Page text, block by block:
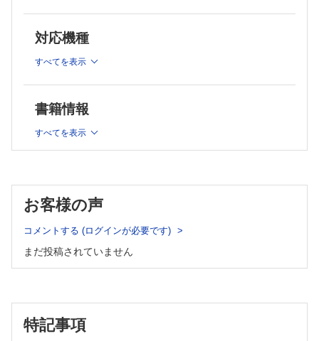
Topics ブリモニジン点眼による角膜混濁やぶどう膜炎
4.6 炭酸脱水酵素阻害薬……松下賢治
4.7 ROCK阻害薬……本庄 恵
4.9 副交感神経作動薬……亀田隆範
4.11 点滴薬……澤田 明
Chapter 5 緑内障の手術治療
5.3 レーザー線維柱帯形成術……狩野 廉
5.4 流出路再建術……庄司信行
5.5 濾過手術
5.5.1 線維柱帯切除術……東出朋巳
5.5.2 Ex-PRESSTM……東條直貴
5.5.3 濾過手術の術後管理……丸山勝彦
原 一
5.5.6 プレート付きインプラント……井上立州
1.6 視野……大久保真司，宇田川さち子
COLUMN 視野検査と前視野緑内障（preperimetric
glaucoma：PPG）
COLUMN アイモ®とアイモvifa®
変化―PPA，APON，篩状板欠損
2.1 国内外の緑内障疫学，疫学上の危険因子……寺内 稜，
中野 匡
COLUMN 緑内障進行の関連因子としての近視
2.3 家族歴・遺伝……布施昇男
2.4 進行評価と予後……馬嶋一如，三木篤也
2.5 定期診察・検査とアドヒアランス……福地健郎
COLUMN アドヒアランスを測るための方法
2.8 運転とロービジョン……國松志保
対応機種
すべてを表示
書籍情報
すべてを表示
お客様の声
コメントする (ログインが必要です)
まだ投稿されていません
特記事項